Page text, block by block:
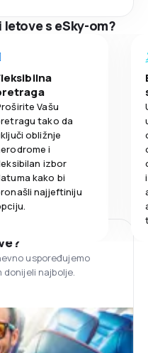
s eSky-om?
Vašu
tako da
obližnje
i
izbor
kako bi
najjeftiniju
uspoređujemo
donijeli najbolje.